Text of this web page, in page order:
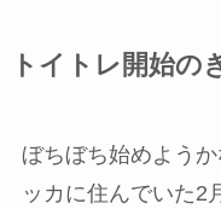
トイトレ開始の
ぼちぼち始めよう
ッカに住んでいた2